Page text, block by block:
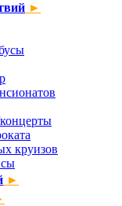
►
круизов
►